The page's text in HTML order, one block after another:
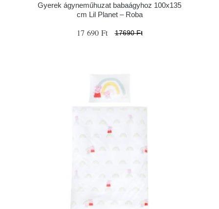
Gyerek ágyneműhuzat babaágyhoz 100x135
cm Lil Planet – Roba
17 690 Ft 17690 Ft